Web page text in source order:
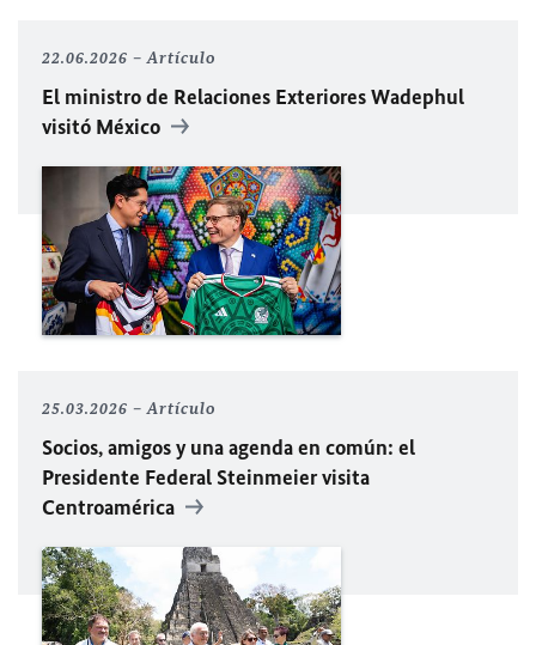
22.06.2026 Artículo
El ministro de Relaciones Exteriores Wadephul
visitó México
25.03.2026 Artículo
Socios, amigos y una agenda en común: el
Presidente Federal Steinmeier visita
Centroamérica